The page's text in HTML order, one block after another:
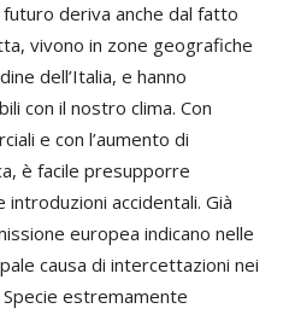
deriva anche dal fatto
vivono in zone geografiche
dell’Italia, e hanno
con il nostro clima. Con
e con l’aumento di
è facile presupporre
introduzioni accidentali. Già
europea indicano nelle
causa di intercettazioni nei
estremamente